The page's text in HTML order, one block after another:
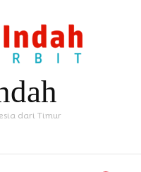
dari Timur